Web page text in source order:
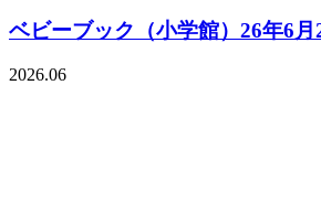
ベビーブック（小学館）26年6月
2026.06